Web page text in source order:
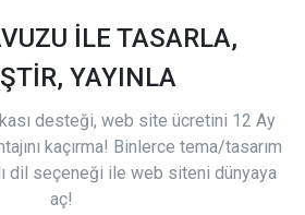
İLE TASARLA,
YAYINLA
desteği, web site ücretini 12 Ay
kaçırma! Binlerce tema/tasarım
dil seçeneği ile web siteni dünyaya
aç!